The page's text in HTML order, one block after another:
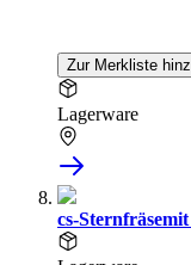
Zur Merkliste
Lagerware
cs-